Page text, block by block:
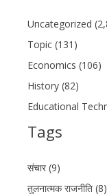
Uncategorized
Topic (131)
Economics (106)
History (82)
Educational
Tags
संचार (9)
तुलनात्मक राजनीति (8)